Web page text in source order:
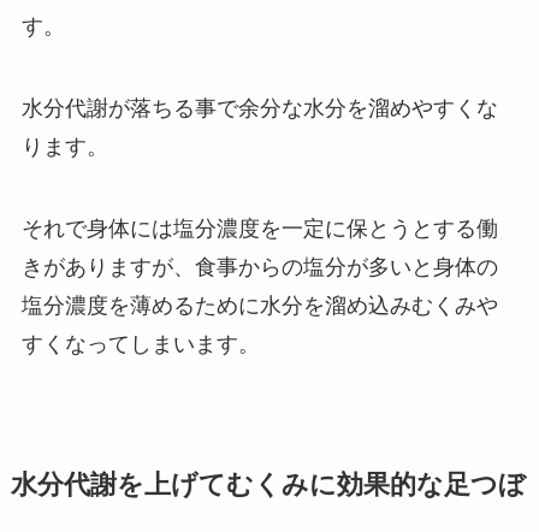
す。
水分代謝が落ちる事で余分な水分を溜めやすくな
ります。
それで身体には塩分濃度を一定に保とうとする働
きがありますが、食事からの塩分が多いと身体の
塩分濃度を薄めるために水分を溜め込みむくみや
すくなってしまいます。
水分代謝を上げてむくみに効果的な足つぼ